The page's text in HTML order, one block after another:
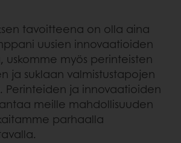
tavoitteena on olla aina
uusien innovaatioiden
uskomme myös perinteisten
ja suklaan valmistustapojen
Perinteiden ja innovaatioiden
meille mahdollisuuden
parhaalla